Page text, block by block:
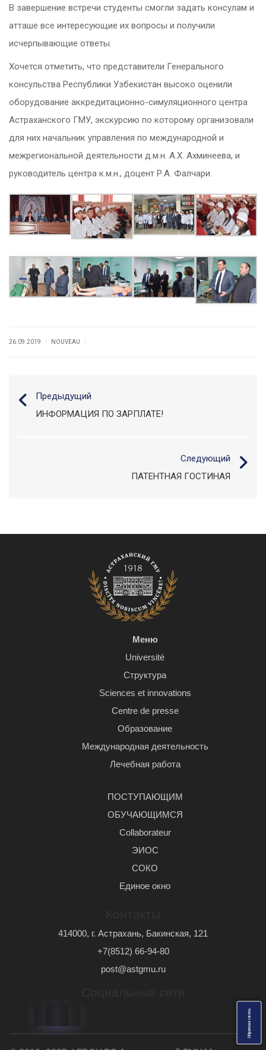
О
б
р
а
т
н
а
я
с
в
я
з
ь
В завершение встречи студенты смогли задать консулам и
атташе все интересующие их вопросы и получили
исчерпывающие ответы.
Хочется отметить, что представители Генерального
консульства Республики Узбекистан высоко оценили
оборудование аккредитационно-симуляционного центра
Астраханского ГМУ, экскурсию по которому организовали
для них начальник управления по международной и
межрегиональной деятельности д.м.н. А.Х. Ахминеева, и
руководитель центра к.м.н., доцент Р.А. Фалчари.
26.09.2019 NOUVEAU
Предыдущий
ИНФОРМАЦИЯ ПО ЗАРПЛАТЕ!
Следующий
ПАТЕНТНАЯ ГОСТИНАЯ
Меню
Université
Структура
Sciences et innovations
Centre de presse
Образование
Международная деятельность
Лечебная работа
ПОСТУПАЮЩИМ
ОБУЧАЮЩИМСЯ
Сollaborateur
ЭИОС
СОКО
Единое окно
414000, г. Астрахань, Бакинская, 121
+7(8512) 66-94-80
post@astgmu.ru